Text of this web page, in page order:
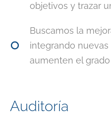
objetivos y trazar
Buscamos la
integrando
aumenten el
Auditoría